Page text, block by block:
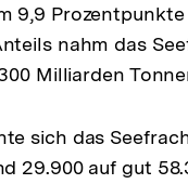
9,9
nahm das
Milliarden
sich das
29.900 auf gut